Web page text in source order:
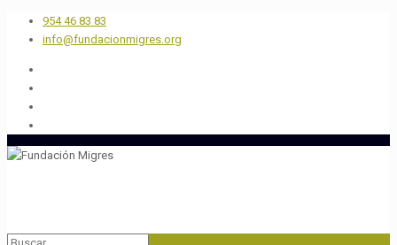
954 46 83 83
info@fundacionmigres.org